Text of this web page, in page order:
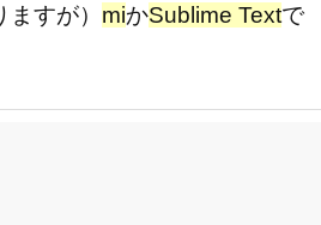
すが） miかSublime Textで